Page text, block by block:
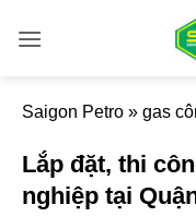
qua
Saigon Petro » gas
Lắp đặt, thi
nghiệp tại